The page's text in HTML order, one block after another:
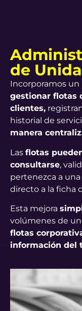
de
Incorporamos un
gestionar flotas
clientes,
historial de
manera
Las flotas
consultarse,
pertenezca a
directo a la ficha
Esta mejora
volúmenes de
flotas
información del